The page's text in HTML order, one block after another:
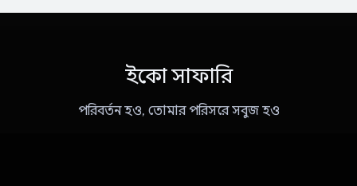
ইকো সাফারি
পরিবর্তন হও, তোমার পরিসরে সবুজ হও